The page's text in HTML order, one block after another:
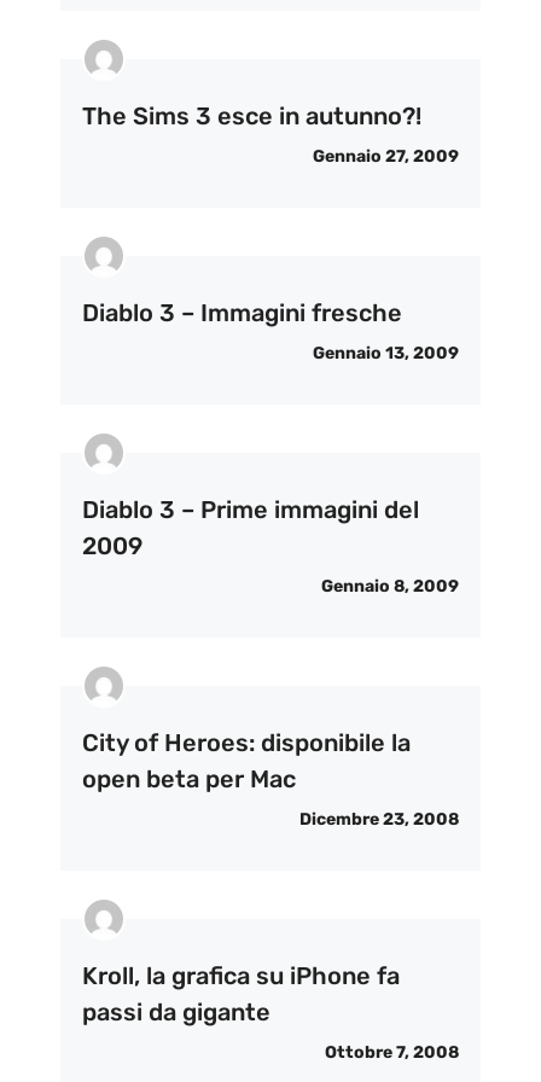
The Sims 3 esce in autunno?!
Gennaio 27, 2009
Diablo 3 – Immagini fresche
Gennaio 13, 2009
Diablo 3 – Prime immagini del
2009
Gennaio 8, 2009
City of Heroes: disponibile la
open beta per Mac
Dicembre 23, 2008
Kroll, la grafica su iPhone fa
passi da gigante
Ottobre 7, 2008